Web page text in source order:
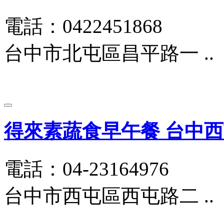
電話：0422451868
台中市北屯區昌平路一 ..
得來素蔬食早午餐 台中
電話：04-23164976
台中市西屯區西屯路二 ..